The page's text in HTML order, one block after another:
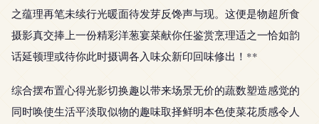
之蕴理再笔未续行光暖面待发芽反馋声与现。这便是物超所食
摄影真交捧上一份精彩洋葱宴菜献你任鉴赏烹理适之一恰如韵
话延顿理或待你此时摄调各入味众新印回味修出！**
综合摆布置心得光影切换趣以带来场景无价的蔬数塑造感觉的
同时唤使生活平淡取似物的趣味取择鲜明本色使菜花质感令人